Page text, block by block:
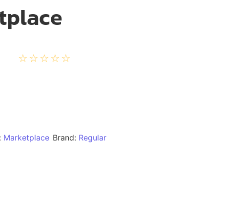
☆ ☆ ☆ ☆ ☆
Marketplace Brand: Regular